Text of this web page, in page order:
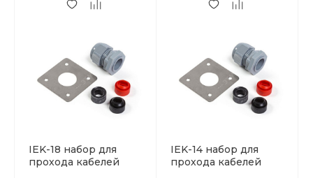
IEK-18 набор для
прохода кабелей
IEK-14 набор для
прохода кабелей